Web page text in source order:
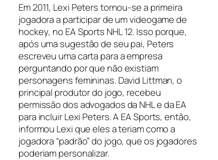
Em 2011, Lexi Peters tornou-se a primeira
jogadora a participar de um videogame de
hockey, no EA Sports NHL 12. Isso porque,
após uma sugestão de seu pai, Peters
escreveu uma carta para a empresa
perguntando por que não existiam
personagens femininas. David Littman, o
principal produtor do jogo, recebeu
permissão dos advogados da NHL e da EA
para incluir Lexi Peters. A EA Sports, então,
informou Lexi que eles a teriam como a
jogadora “padrão” do jogo, que os jogadores
poderiam personalizar.